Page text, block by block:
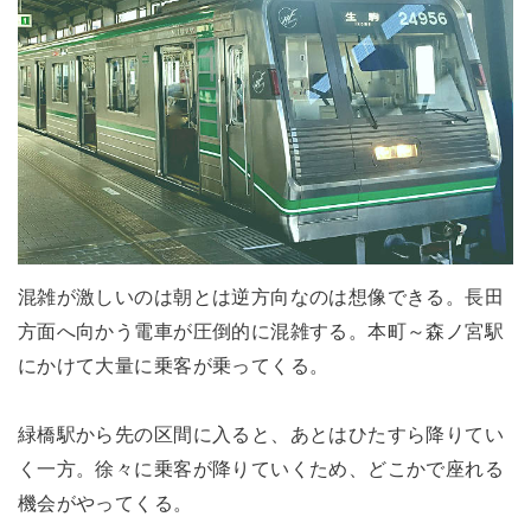
混雑が激しいのは朝とは逆方向なのは想像できる。長田
方面へ向かう電車が圧倒的に混雑する。本町～森ノ宮駅
にかけて大量に乗客が乗ってくる。
緑橋駅から先の区間に入ると、あとはひたすら降りてい
く一方。徐々に乗客が降りていくため、どこかで座れる
機会がやってくる。